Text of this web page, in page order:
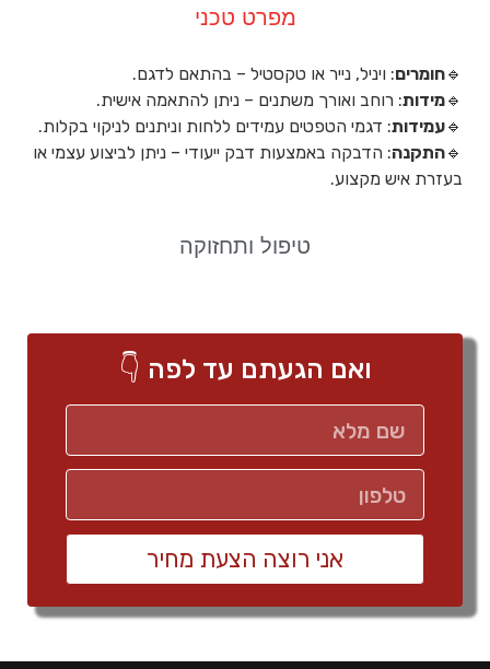
מפרט טכני
טיפול ותחזוקה
🔹חומרים: ויניל, נייר או טקסטיל – בהתאם לדגם.
🔹מידות: רוחב ואורך משתנים – ניתן להתאמה אישית.
🔹עמידות: דגמי הטפטים עמידים ללחות וניתנים לניקוי בקלות.
🔹התקנה: הדבקה באמצעות דבק ייעודי – ניתן לביצוע עצמי או
בעזרת איש מקצוע.
ואם הגעתם עד לפה 👇
אני רוצה הצעת מחיר